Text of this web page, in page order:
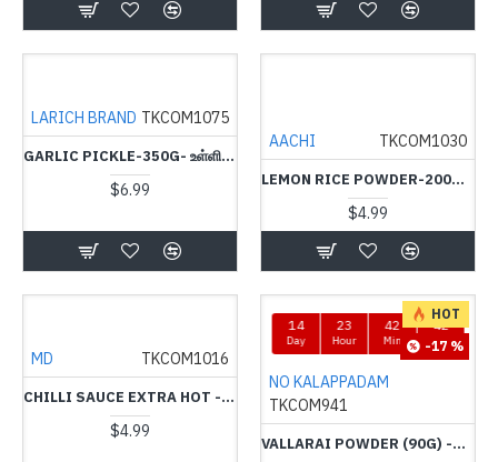
LARICH BRAND TKCOM1075
GARLIC PICKLE-350G- உள்ளி ஊறுகாய் - LARICH
$6.99
AACHI TKCOM1030
LEMON RICE POWDER-200G-AACHI-எலுமிச்சை சுவை அரிசி கலவை
$4.99
MD TKCOM1016
CHILLI SAUCE EXTRA HOT -400G-MD
$4.99
HOT
-17 %
14
Day
23
Hour
42
Min
41
Sec
NO KALAPPADAM
TKCOM941
VALLARAI POWDER (90G) -NO KALAPPADAM - வல்லாரை இலை தூள்